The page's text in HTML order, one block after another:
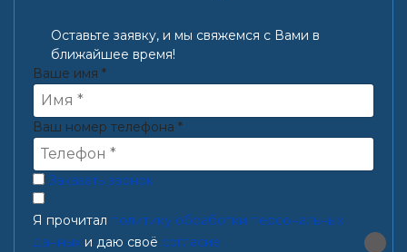
Оставьте заявку, и мы свяжемся с Вами в
ближайшее время!
Ваше имя *
Ваш номер телефона *
Заказать звонок
Я прочитал политику обработки персональных
данных и даю своё согласие